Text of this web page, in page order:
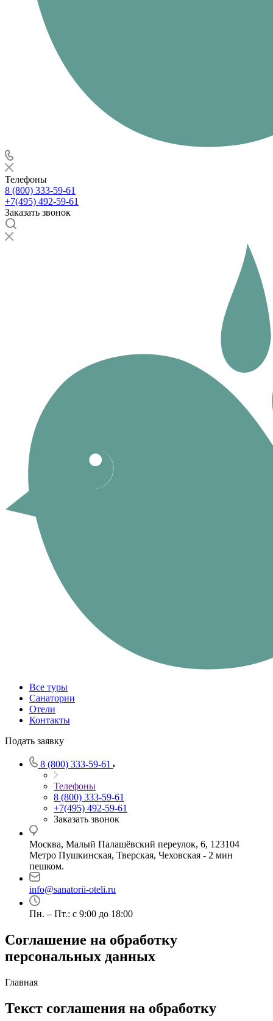
Телефоны
8 (800) 333-59-61
+7(495) 492-59-61
Заказать звонок
Все туры
Санатории
Отели
Контакты
Подать заявку
8 (800) 333-59-61
Телефоны
8 (800) 333-59-61
+7(495) 492-59-61
Заказать звонок
Москва, Малый Палашёвский переулок, 6, 123104
Метро Пушкинская, Тверская, Чеховская - 2 мин
пешком.
info@sanatorii-oteli.ru
Пн. – Пт.: с 9:00 до 18:00
Соглашение на обработку
персональных данных
Главная
Текст соглашения на обработку